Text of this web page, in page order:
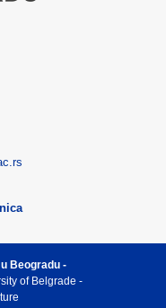
Beogradu -
of Belgrade -